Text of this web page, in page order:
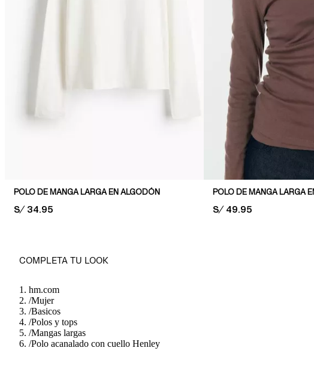
POLO DE MANGA LARGA EN ALGODÓN
PRICE:
S/ 34.95
POLO DE MANGA LARGA
PRICE:
S/ 49.95
COMPLETA TU LOOK
hm.com
/Mujer
/Basicos
/Polos y tops
/Mangas largas
/Polo acanalado con cuello Henley